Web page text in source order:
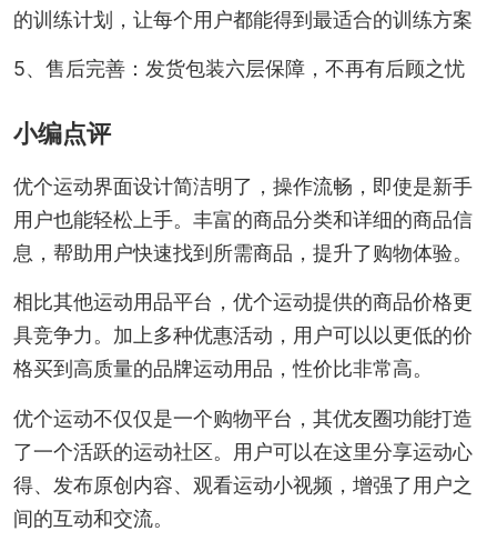
的训练计划，让每个用户都能得到最适合的训练方案
5、售后完善：发货包装六层保障，不再有后顾之忧
小编点评
优个运动界面设计简洁明了，操作流畅，即使是新手
用户也能轻松上手。丰富的商品分类和详细的商品信
息，帮助用户快速找到所需商品，提升了购物体验。
相比其他运动用品平台，优个运动提供的商品价格更
具竞争力。加上多种优惠活动，用户可以以更低的价
格买到高质量的品牌运动用品，性价比非常高。
优个运动不仅仅是一个购物平台，其优友圈功能打造
了一个活跃的运动社区。用户可以在这里分享运动心
得、发布原创内容、观看运动小视频，增强了用户之
间的互动和交流。